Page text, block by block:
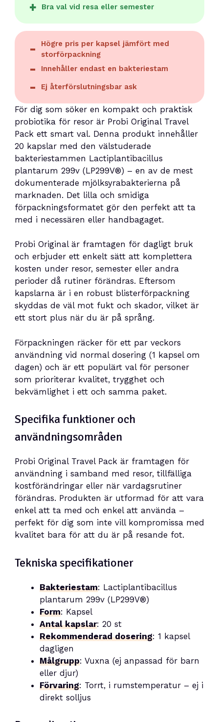
Bra val vid resa eller semester
Högre pris per kapsel jämfört med
storförpackning
Innehåller endast en bakteriestam
Ej återförslutningsbar ask
För dig som söker en kompakt och praktisk
probiotika för resor är Probi Original Travel
Pack ett smart val. Denna produkt innehåller
20 kapslar med den välstuderade
bakteriestammen Lactiplantibacillus
plantarum 299v (LP299V®) – en av de mest
dokumenterade mjölksyrabakterierna på
marknaden. Det lilla och smidiga
förpackningsformatet gör den perfekt att ta
med i necessären eller handbagaget.
Probi Original är framtagen för dagligt bruk
och erbjuder ett enkelt sätt att komplettera
kosten under resor, semester eller andra
perioder då rutiner förändras. Eftersom
kapslarna är i en robust blisterförpackning
skyddas de väl mot fukt och skador, vilket är
ett stort plus när du är på språng.
Förpackningen räcker för ett par veckors
användning vid normal dosering (1 kapsel om
dagen) och är ett populärt val för personer
som prioriterar kvalitet, trygghet och
bekvämlighet i ett och samma paket.
Specifika funktioner och
användningsområden
Probi Original Travel Pack är framtagen för
användning i samband med resor, tillfälliga
kostförändringar eller när vardagsrutiner
förändras. Produkten är utformad för att vara
enkel att ta med och enkel att använda –
perfekt för dig som inte vill kompromissa med
kvalitet bara för att du är på resande fot.
Tekniska specifikationer
Bakteriestam: Lactiplantibacillus
plantarum 299v (LP299V®)
Form: Kapsel
Antal kapslar: 20 st
Rekommenderad dosering: 1 kapsel
dagligen
Målgrupp: Vuxna (ej anpassad för barn
eller djur)
Förvaring: Torrt, i rumstemperatur – ej i
direkt solljus